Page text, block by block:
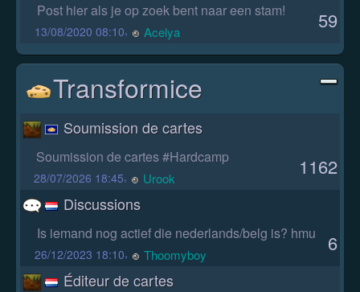
Post hier als je op zoek bent naar een stam!
13/08/2020 08:10, Acelya 59
Transformice
Soumission de cartes
Soumission de cartes #Hardcamp
28/07/2026 18:45, Urook 1162
Discussions
Is iemand nog actief die nederlands/belg is? hmu
26/12/2023 18:10, Thoomyboy 6
Éditeur de cartes